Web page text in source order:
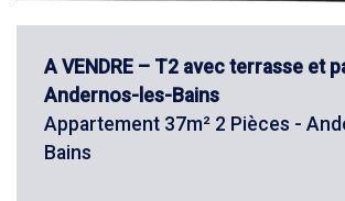
A VENDRE – T2 avec terrasse et
Andernos-les-Bains
Appartement 37m² 2 Pièces -
Bains